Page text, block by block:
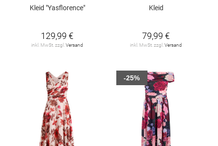
Kleid "Yasflorence"
129,99 €
inkl. MwSt. zzgl. Versand
Kleid
79,99 €
inkl. MwSt. zzgl. Versand
-25%